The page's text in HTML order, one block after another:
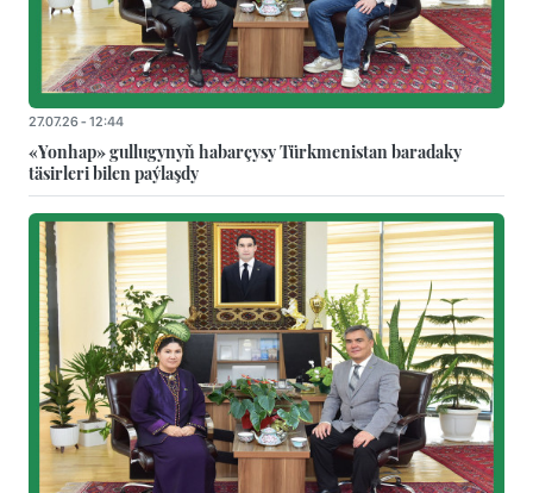
27.07.26 - 12:44
«Yonhap» gullugynyň habarçysy Türkmenistan baradaky
täsirleri bilen paýlaşdy